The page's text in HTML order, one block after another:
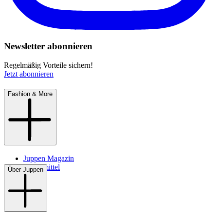
Newsletter abonnieren
Regelmäßig Vorteile sichern!
Jetzt abonnieren
Fashion & More
Juppen Magazin
Pflegemittel
Über Juppen